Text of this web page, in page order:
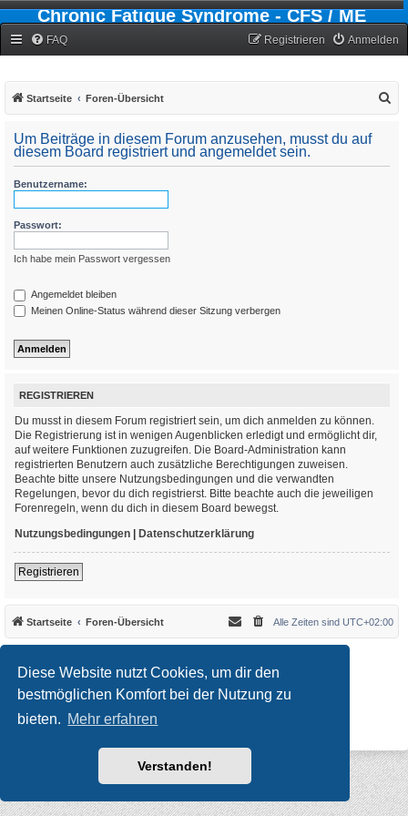
Diese Website nutzt Cookies, um dir den
bestmöglichen Komfort bei der Nutzung zu
bieten. Mehr erfahren
Verstanden!
Chronic Fatigue Syndrome - CFS / ME
FAQ Anmelden
Registrieren
Startseite Foren-Übersicht
Um Beiträge in diesem Forum anzusehen, musst du auf
diesem Board registriert und angemeldet sein.
Benutzername:
Passwort:
Ich habe mein Passwort vergessen
Angemeldet bleiben
Meinen Online-Status während dieser Sitzung verbergen
REGISTRIEREN
Du musst in diesem Forum registriert sein, um dich anmelden zu können.
Die Registrierung ist in wenigen Augenblicken erledigt und ermöglicht dir,
auf weitere Funktionen zuzugreifen. Die Board-Administration kann
registrierten Benutzern auch zusätzliche Berechtigungen zuweisen.
Beachte bitte unsere Nutzungsbedingungen und die verwandten
Regelungen, bevor du dich registrierst. Bitte beachte auch die jeweiligen
Forenregeln, wenn du dich in diesem Board bewegst.
Nutzungsbedingungen | Datenschutzerklärung
Registrieren
Startseite Foren-Übersicht Alle Zeiten sind UTC+02:00
Updated to 3.3.x by
MannixMD
*Style version: 3.4.10
Powered byphpBB ® Forum Software © phpBB Limited
Datenschutz